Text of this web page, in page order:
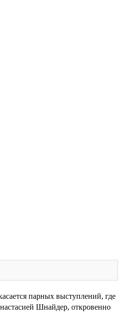
парных выступлений, где
Шнайдер, откровенно